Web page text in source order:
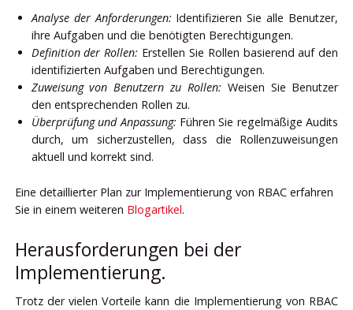
Analyse der Anforderungen: Identifizieren Sie alle Benutzer,
ihre Aufgaben und die benötigten Berechtigungen.
Definition der Rollen: Erstellen Sie Rollen basierend auf den
identifizierten Aufgaben und Berechtigungen.
Zuweisung von Benutzern zu Rollen: Weisen Sie Benutzer
den entsprechenden Rollen zu.
Überprüfung und Anpassung: Führen Sie regelmäßige Audits
durch, um sicherzustellen, dass die Rollenzuweisungen
aktuell und korrekt sind.
Eine detaillierter Plan zur Implementierung von RBAC erfahren
Sie in einem weiteren Blogartikel.
Herausforderungen bei der
Implementierung.
Trotz der vielen Vorteile kann die Implementierung von RBAC